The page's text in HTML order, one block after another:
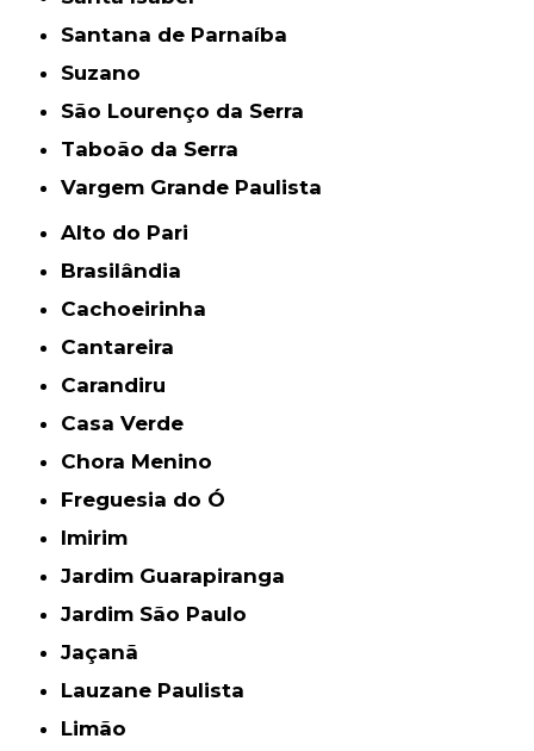
Santana de Parnaíba
Suzano
São Lourenço da Serra
Taboão da Serra
Vargem Grande Paulista
Alto do Pari
Brasilândia
Cachoeirinha
Cantareira
Carandiru
Casa Verde
Chora Menino
Freguesia do Ó
Imirim
Jardim Guarapiranga
Jardim São Paulo
Jaçanã
Lauzane Paulista
Limão